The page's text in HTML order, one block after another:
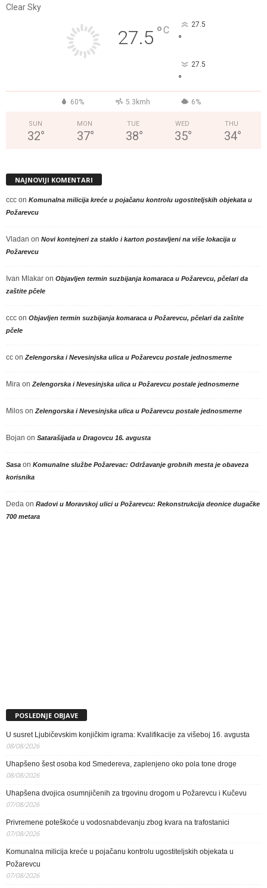
Clear Sky
27.5 °C 27.5
°
27.5
°
60% 5.3kmh 6%
SUN
32°
MON
37°
TUE
38°
WED
35°
THU
34°
NAJNOVIJI KOMENTARI
ccc on Komunalna milicija kreće u pojačanu kontrolu ugostiteljskih objekata u
Požarevcu
Vladan on Novi kontejneri za staklo i karton postavljeni na više lokacija u
Požarevcu
Ivan Mlakar on Objavljen termin suzbijanja komaraca u Požarevcu, pčelari da
zaštite pčele
ccc on Objavljen termin suzbijanja komaraca u Požarevcu, pčelari da zaštite
pčele
cc on Zelengorska i Nevesinjska ulica u Požarevcu postale jednosmerne
Mira on Zelengorska i Nevesinjska ulica u Požarevcu postale jednosmerne
Milos on Zelengorska i Nevesinjska ulica u Požarevcu postale jednosmerne
Bojan on Satarašijada u Dragovcu 16. avgusta
Sasa on Komunalne službe Požarevac: Održavanje grobnih mesta je obaveza
korisnika
Deda on Radovi u Moravskoj ulici u Požarevcu: Rekonstrukcija deonice dugačke
700 metara
POSLEDNJE OBJAVE
U susret Ljubičevskim konjičkim igrama: Kvalifikacije za višeboj 16. avgusta
08/08/2026
Uhapšeno šest osoba kod Smedereva, zaplenjeno oko pola tone droge
08/08/2026
Uhapšena dvojica osumnjičenih za trgovinu drogom u Požarevcu i Kučevu
07/08/2026
Privremene poteškoće u vodosnabdevanju zbog kvara na trafostanici
07/08/2026
Komunalna milicija kreće u pojačanu kontrolu ugostiteljskih objekata u
Požarevcu
07/08/2026